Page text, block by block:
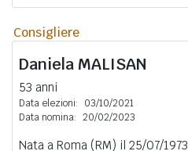
Consigliere
Daniela MALISAN
53 anni
Data elezioni:
03/10/2021
Data nomina: 20/02/2023
Nata a Roma (RM) il 25/07/1973